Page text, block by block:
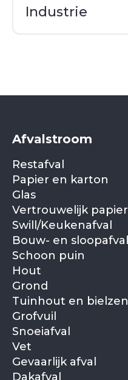
Industrie
Afvalstroom
Restafval
Papier en karton
Glas
Vertrouwelijk papier
Swill/Keukenafval
Bouw- en sloopafval
Schoon puin
Hout
Grond
Tuinhout en bielzen
Grofvuil
Snoeiafval
Vet
Gevaarlijk afval
Dakafval